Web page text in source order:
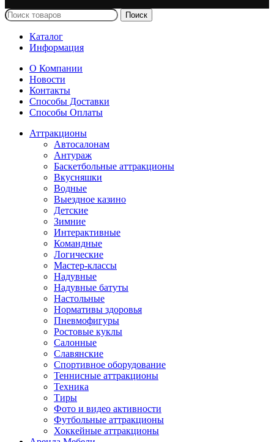
Поиск
Каталог
Информация
О Компании
Новости
Контакты
Способы Доставки
Способы Оплаты
Аттракционы
Автосалонам
Антураж
Баскетбольные аттракционы
Вкусняшки
Водные
Выездное казино
Детские
Зимние
Интерактивные
Командные
Логические
Мастер-классы
Надувные
Надувные батуты
Настольные
Нормативы здоровья
Пневмофигуры
Ростовые куклы
Салонные
Славянские
Спортивное оборудование
Теннисные аттракционы
Техника
Тиры
Фото и видео активности
Футбольные аттракционы
Хоккейные аттракционы